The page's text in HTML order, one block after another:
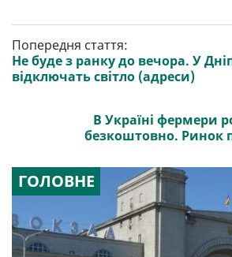
Попередня стаття:
Не буде з ранку до вечора. У
відключать світло (адреси)
В Україні фермери
безкоштовно. Ринок
ГОЛОВНЕ